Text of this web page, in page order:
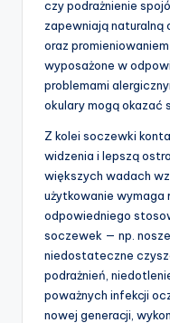
czy podrażnienie
zapewniają naturalną
oraz
wyposażone w
problemami
okulary mogą okazać
Z kolei soczewki
widzenia i lepszą
większych wadach
użytkowanie wymaga
odpowiedniego
soczewek — np.
niedostateczne
podrażnień,
poważnych infekcji
nowej generacji,